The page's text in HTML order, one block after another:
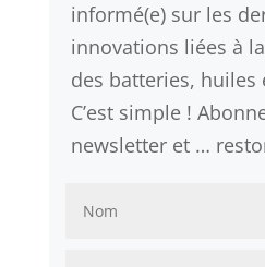
informé(e) sur les
innovations liées à
des batteries, huiles
C’est simple !
newsletter et …